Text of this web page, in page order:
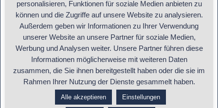
das Zuhause zu schützen, zu pflegen und zu einem Ort
des Wohlbefindens zu machen.
Die Schlüsselübergabe ist gleichzeitig der Eintritt in
die Privatsphäre. Der Schlüssel gibt Zugang zu einem
Raum, der nicht nur aus Wänden und Möbeln besteht,
sondern auch aus persönlichen Erinnerungen,
personalisieren, Funktionen für soziale Medien anbieten zu
können und die Zugriffe auf unsere Website zu analysieren.
Außerdem geben wir Informationen zu Ihrer Verwendung
unserer Website an unsere Partner für soziale Medien,
Werbung und Analysen weiter. Unsere Partner führen diese
Informationen möglicherweise mit weiteren Daten
zusammen, die Sie ihnen bereitgestellt haben oder die sie im
Rahmen Ihrer Nutzung der Dienste gesammelt haben.
Alle akzeptieren Einstellungen